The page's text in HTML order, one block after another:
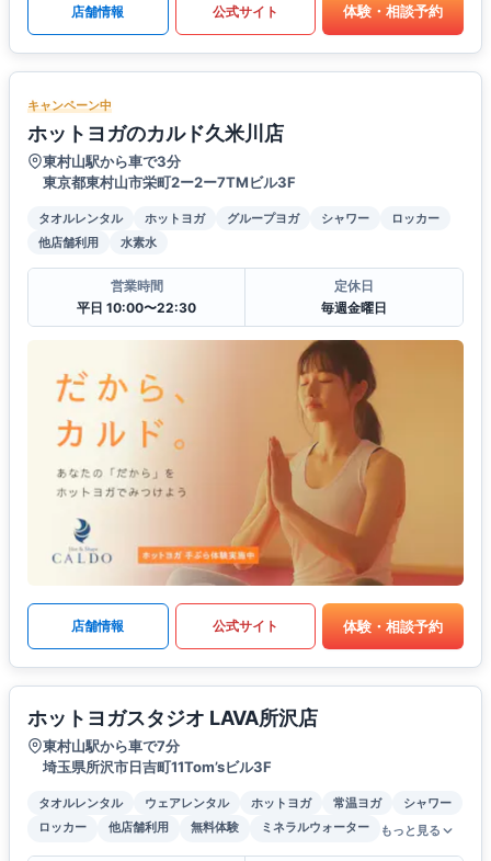
店舗情報 公式サイト 体験・相談予約
キャンペーン中
ホットヨガのカルド久米川店
東村山駅から車で3分
東京都東村山市栄町2ー2ー7TMビル3F
タオルレンタル ホットヨガ グループヨガ シャワー
ロッカー
他店舗利用
水素水
営業時間
平日 10:00〜22:30
定休日
毎週金曜日
店舗情報 公式サイト 体験・相談予約
ホットヨガスタジオ LAVA所沢店
東村山駅から車で7分
埼玉県所沢市日吉町11Tom’sビル3F
タオルレンタル ウェアレンタル ホットヨガ 常温ヨガ
シャワー
ロッカー
他店舗利用 無料体験 ミネラルウォーター もっと見る